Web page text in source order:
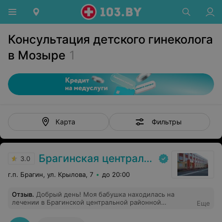
Консультация детского гинеколога
в Мозыре 1
Карта Фильтры
3.0 Брагинская центральная районная больница
г.п. Брагин, ул. Крылова, 7 до 20:00
Отзыв. Добрый день! Моя бабушка находилась на
лечении в Брагинской центральной районной
благодарность врачу терапевту Примак Ирине
Еще